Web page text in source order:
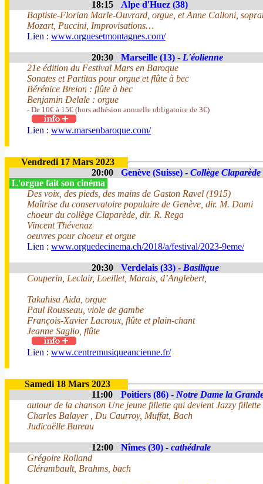
18:15
Alpe d'Huez (38)
Baptiste-Florian Marle-Ouvrard, orgue, et Anne Calloni,
Mozart, Puccini, Improvisations…
Lien : www.orguesetmontagnes.com/
20:30 Marseille (13) - L'éolienne
21e édition du Festival Mars en Baroque
Sonates et Partitas pour orgue et flûte à bec
Bérénice Breion : flûte à bec
Benjamin Delale : orgue
- De 10€ à 15€ (hors adhésion annuelle obligatoire de 3€)
Lien : www.marsenbaroque.com/
Vendredi 17 Mars 2023
20:00
Genève (Suisse) - Collège Claparède
L'orgue fait son cinéma
Des voix, des pieds, des mains de Gaston Ravel (1915)
Maîtrise du conservatoire populaire de Genève, dir. M. Dami
choeur du collège Claparède, dir. R. Rega
Vincent Thévenaz
oeuvres pour choeur et orgue
Lien : www.orguedecinema.ch/2018/a/festival/2023-9eme/
20:30 Verdelais (33) - Basilique
Couperin, Leclair, Loeillet, Marais, d’Anglebert,
Takahisa Aida, orgue
Paul Rousseau, viole de gambe
François-Xavier Lacroux, flûte et plain-chant
Jeanne Saglio, flûte
Lien : www.centremusiqueancienne.fr/
Samedi 18 Mars 2023
11:00
Poitiers (86) - Notre Dame la
autour de la chanson Une jeune fillette qui devient Jazzy
Charles Balayer , Du Caurroy, Muffat, Bach
Judicaëlle Bureau
12:00 Nîmes (30) - cathédrale
Grégoire Rolland
Clérambault, Brahms, bach